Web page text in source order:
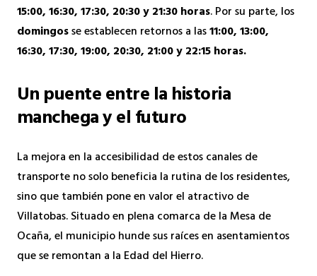
15:00, 16:30, 17:30, 20:30 y 21:30 horas. Por su parte, los
domingosse establecen retornos a las11:00, 13:00,
16:30, 17:30, 19:00, 20:30, 21:00 y 22:15 horas.
Un puente entre la historia
manchega y el futuro
La mejora en la accesibilidad de estos canales de
transporte no solo beneficia la rutina de los residentes,
sino que también pone en valor el atractivo de
Villatobas. Situado en plena comarca de la Mesa de
Ocaña, el municipio hunde sus raíces en asentamientos
que se remontan a la Edad del Hierro.